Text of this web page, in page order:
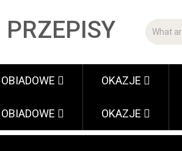
OKAZJE
OKAZJE